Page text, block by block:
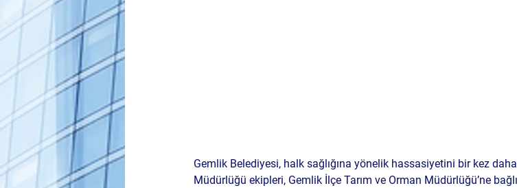
Gemlik Belediyesi, halk sağlığına yönelik hassasiyetini bir kez
Müdürlüğü ekipleri, Gemlik İlçe Tarım ve Orman Müdürlüğü’ne